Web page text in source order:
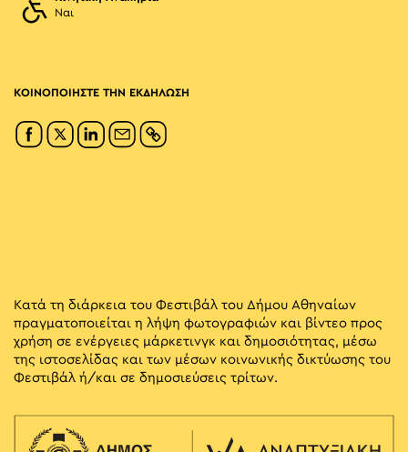
Ναι
ΚΟΙΝΟΠΟΙΗΣΤΕ ΤΗΝ ΕΚΔΗΛΩΣΗ
Κατά τη διάρκεια του Φεστιβάλ του Δήμου Αθηναίων
πραγματοποιείται η λήψη φωτογραφιών και βίντεο προς
χρήση σε ενέργειες μάρκετινγκ και δημοσιότητας, μέσω
της ιστοσελίδας και των μέσων κοινωνικής δικτύωσης του
Φεστιβάλ ή/και σε δημοσιεύσεις τρίτων.